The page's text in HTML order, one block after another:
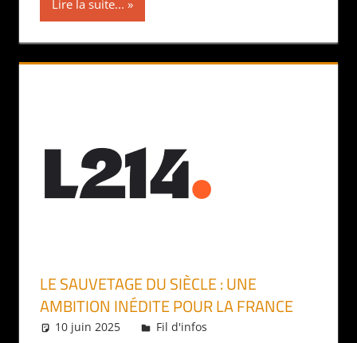
Lire la suite...
LE SAUVETAGE DU SIÈCLE : UNE
AMBITION INÉDITE POUR LA FRANCE
10 juin 2025 Daniel
Fil d'infos